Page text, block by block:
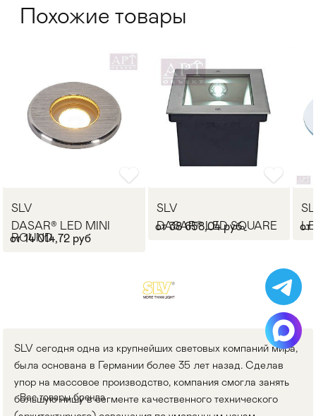
Похожие товары
SLV
DASAR® LED MINI
ROUND
от 14 014,72 руб
SLV
DASAR® LED SQUARE
от 38 658,04 руб от
SLV сегодня одна из крупнейших световых компаний мира,
была основана в Германии более 35 лет назад. Сделав
упор на массовое производство, компания смогла занять
большую нишу в сегменте качественного технического
Все товары бренда